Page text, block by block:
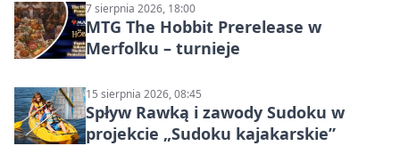
7 sierpnia 2026, 18:00
MTG The Hobbit Prerelease w
Merfolku – turnieje
15 sierpnia 2026, 08:45
Spływ Rawką i zawody Sudoku w
projekcie „Sudoku kajakarskie”